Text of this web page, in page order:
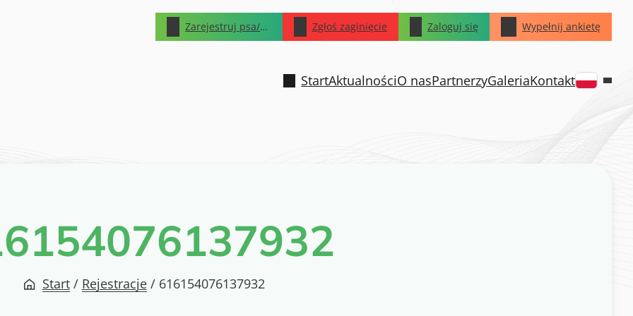
Zarejestruj psa/kota Zgłoś zaginięcie Zaloguj się Wypełnij ankietę
StartAktualnościO nasPartnerzyGaleriaKontakt
Start / Rejestracje / 616154076137932